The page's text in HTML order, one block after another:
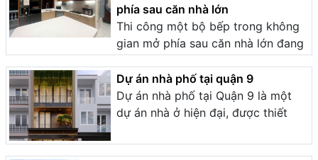
phía sau căn nhà lớn
Thi công một bộ bếp trong không
gian mở phía sau căn nhà lớn đang
Dự án nhà phố tại quận 9
Dự án nhà phố tại Quận 9 là một
dự án nhà ở hiện đại, được thiết